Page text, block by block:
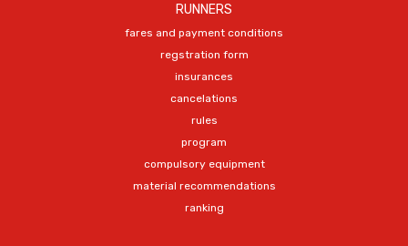
RUNNERS
fares and payment conditions
regstration form
insurances
cancelations
rules
program
compulsory equipment
material recommendations
ranking